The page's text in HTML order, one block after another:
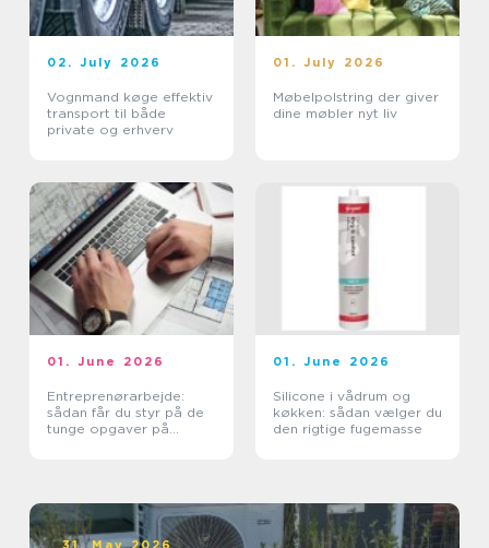
02. July 2026
Vognmand køge effektiv
transport til både
private og erhverv
01. July 2026
Møbelpolstring der giver
dine møbler nyt liv
01. June 2026
Entreprenørarbejde:
sådan får du styr på de
tunge opgaver på
01. June 2026
Silicone i vådrum og
køkken: sådan vælger du
den rigtige fugemasse
31. May 2026